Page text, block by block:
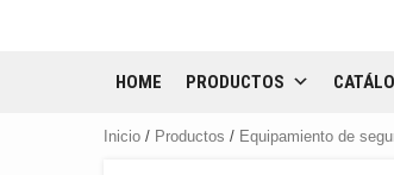
HOME PRODUCTOS
Inicio / Productos / Equipamiento de